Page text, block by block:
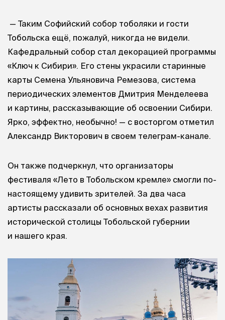
— Таким Софийский собор тоболяки и гости
Тобольска ещё, пожалуй, никогда не видели.
Кафедральный собор стал декорацией программы
«Ключ к Сибири». Его стены украсили старинные
карты Семена Ульяновича Ремезова, система
периодических элементов Дмитрия Менделеева
и картины, рассказывающие об освоении Сибири.
Ярко, эффектно, необычно! — с восторгом отметил
Александр Викторович в своем телеграм-канале.
Он также подчеркнул, что организаторы
фестиваля «Лето в Тобольском кремле» смогли по-
настоящему удивить зрителей. За два часа
артисты рассказали об основных вехах развития
исторической столицы Тобольской губернии
и нашего края.